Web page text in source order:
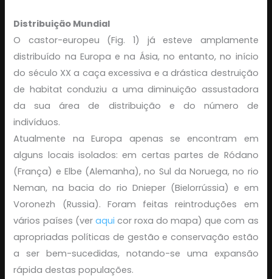
Distribuição Mundial
O castor-europeu (Fig. 1) já esteve amplamente
distribuído na Europa e na Ásia, no entanto, no início
do século XX a caça excessiva e a drástica destruição
de habitat conduziu a uma diminuição assustadora
da sua área de distribuição e do número de
indivíduos.
Atualmente na Europa apenas se encontram em
alguns locais isolados: em certas partes de Ródano
(França) e Elbe (Alemanha), no Sul da Noruega, no rio
Neman, na bacia do rio Dnieper (Bielorrússia) e em
Voronezh (Russia). Foram feitas reintroduções em
vários países (ver aqui cor roxa do mapa) que com as
apropriadas políticas de gestão e conservação estão
a ser bem-sucedidas, notando-se uma expansão
rápida destas populações.